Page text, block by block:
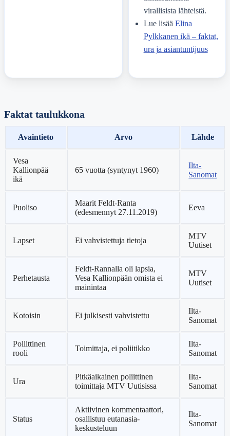
virallisista lähteistä.
Lue lisää Elina
Pylkkanen ikä – faktat,
ura ja asiantuntijuus
Faktat taulukkona
Avaintieto Arvo Lähde
Vesa
Kallionpää
ikä
65 vuotta (syntynyt 1960)
Ilta-
Sanomat
Puoliso
Maarit Feldt-Ranta
(edesmennyt 27.11.2019)
Eeva
Lapset Ei vahvistettuja tietoja
MTV
Uutiset
Perhetausta
Feldt-Rannalla oli lapsia,
Vesa Kallionpään omista ei
mainintaa
MTV
Uutiset
Kotoisin Ei julkisesti vahvistettu
Ilta-
Sanomat
Poliittinen
rooli
Toimittaja, ei poliitikko
Ilta-
Sanomat
Ura
Pitkäaikainen poliittinen
toimittaja MTV Uutisissa
Ilta-
Sanomat
Status
Aktiivinen kommentaattori,
osallistuu eutanasia-
keskusteluun
Ilta-
Sanomat